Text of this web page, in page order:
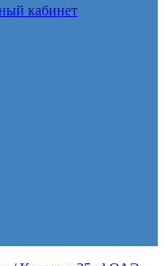
кабинет